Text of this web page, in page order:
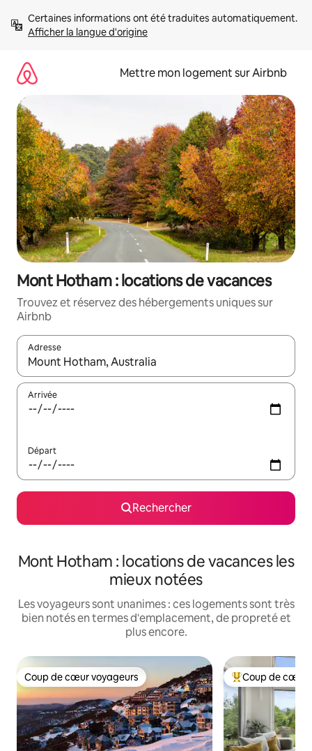
directement
Afficher la langue d'origine
Mettre mon logement sur Airbnb
Mont Hotham : locations de vacances
Trouvez et réservez des hébergements uniques sur
Airbnb
Adresse
Lorsque les résultats s'affichent, utilisez les flèches vers le
Arrivée
Départ
Rechercher
Mont Hotham : locations de vacances les
mieux notées
Les voyageurs sont unanimes : ces logements sont très
bien notés en termes d'emplacement, de propreté et
plus encore.
Coup de cœur voyageurs
Coup de cœur voyageurs Coups de cœur
Coup de cœur